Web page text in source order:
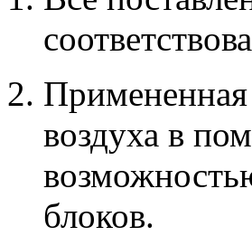
Примененная
воздуха в
блоков.